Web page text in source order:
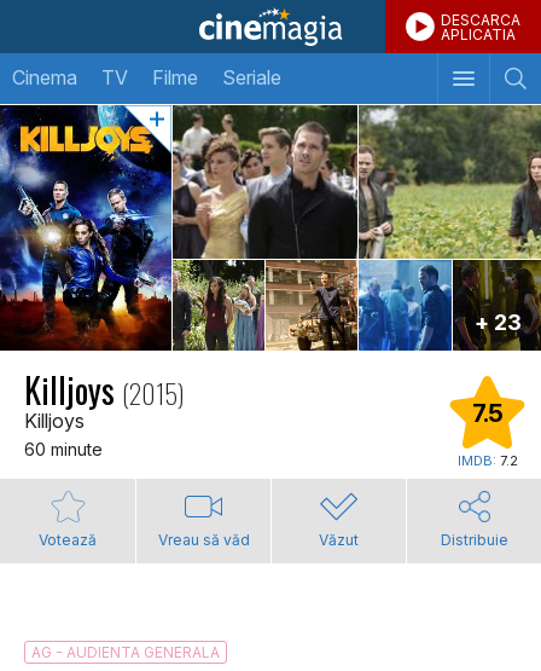
DESCARCA
APLICATIA
Cinema TV Filme Seriale
+ 23
Killjoys (2015)
Killjoys
60 minute
7.5
IMDB: 7.2
Votează Vreau să văd Văzut Distribuie
AG - AUDIENTA GENERALA